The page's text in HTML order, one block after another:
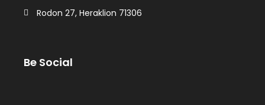
Rodon 27, Heraklion 71306
Be Social